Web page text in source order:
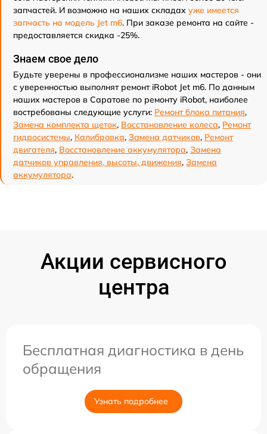
запчастей. И возможно на наших складах уже имеется
запчасть на модель Jet m6. При заказе ремонта на сайте -
предоставляется скидка -25%.
Знаем свое дело
Будьте уверены в профессионализме наших мастеров - они
с уверенностью выполнят ремонт iRobot Jet m6. По данным
наших мастеров в Саратове по ремонту iRobot, наиболее
востребованы следующие услуги: Ремонт блока питания,
Замена комплекта щеток, Восстановление колеса, Ремонт
гидросистемы, Калибровка, Замена датчиков, Ремонт
двигателя, Восстановление аккумулятора, Замена
датчиков управления, высоты, движения, Замена
аккумулятора.
Акции сервисного
центра
Бесплатная диагностика в день
обращения
Узнать подробнее